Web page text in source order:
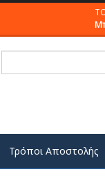
Τρόποι Αποστολής